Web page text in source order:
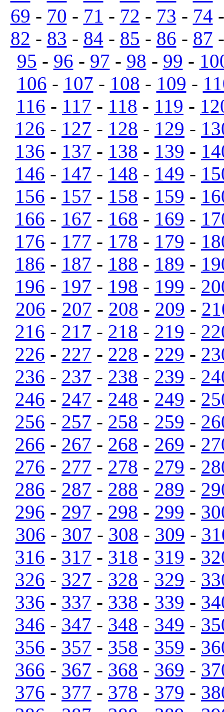
69 - 70 - 71 - 72 - 73 - 74
82 - 83 - 84 - 85 - 86 - 87
95 - 96 - 97 - 98 - 99 -
106 - 107 - 108 - 109 -
116 - 117 - 118 - 119 -
126 - 127 - 128 - 129 -
136 - 137 - 138 - 139 -
146 - 147 - 148 - 149 -
156 - 157 - 158 - 159 -
166 - 167 - 168 - 169 -
176 - 177 - 178 - 179 -
186 - 187 - 188 - 189 -
196 - 197 - 198 - 199 -
206 - 207 - 208 - 209 -
216 - 217 - 218 - 219 -
226 - 227 - 228 - 229 -
236 - 237 - 238 - 239 -
246 - 247 - 248 - 249 -
256 - 257 - 258 - 259 -
266 - 267 - 268 - 269 -
276 - 277 - 278 - 279 -
286 - 287 - 288 - 289 -
296 - 297 - 298 - 299 -
306 - 307 - 308 - 309 -
316 - 317 - 318 - 319 -
326 - 327 - 328 - 329 -
336 - 337 - 338 - 339 -
346 - 347 - 348 - 349 -
356 - 357 - 358 - 359 -
366 - 367 - 368 - 369 -
376 - 377 - 378 - 379 -